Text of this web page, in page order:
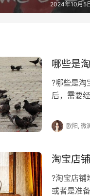
返还本步第一项收取
业，其实开一个网店
个跨境店商了，在以
长时间？开店后要注
公账号吗？还需要什
2024年10月5
哪些是
?哪些是
后，需要
欧阳, 微
淘宝店
?淘宝店
或者是准